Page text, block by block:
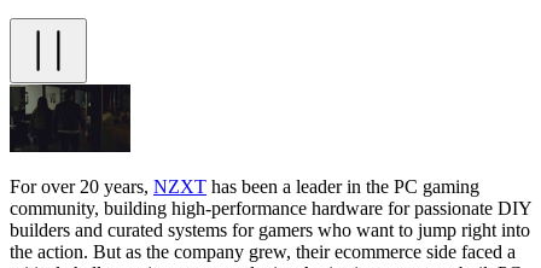
For over 20 years, NZXT has been a leader in the PC gaming
community, building high-performance hardware for passionate DIY
builders and curated systems for gamers who want to jump right into
the action. But as the company grew, their ecommerce side faced a